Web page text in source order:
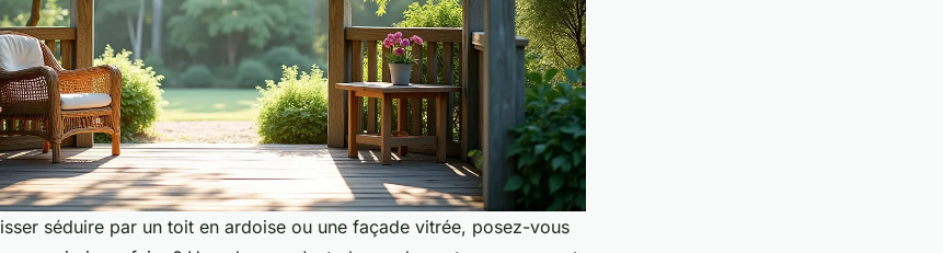
séduire par un toit en ardoise ou une façade vitrée, posez-vous